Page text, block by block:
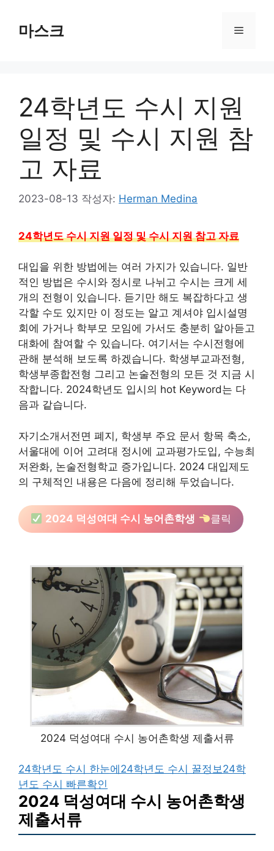
마스크 메
24학년도 수시 지원
일정 및 수시 지원 참
고 자료
2023-08-13 작성자: Herman Medina
24학년도 수시 지원 일정 및 수시 지원 참고 자료
대입을 위한 방법에는 여러 가지가 있습니다. 일반
적인 방법은 수시와 정시로 나뉘고 수시는 크게 세
개의 전형이 있습니다. 듣기만 해도 복잡하다고 생
각할 수도 있지만 이 정도는 알고 계셔야 입시설명
회에 가거나 학부모 모임에 가서도 충분히 알아듣고
대화에 참여할 수 있습니다. 여기서는 수시전형에
관해 분석해 보도록 하겠습니다. 학생부교과전형,
학생부종합전형 그리고 논술전형의 모든 것 지금 시
작합니다. 2024학년도 입시의 hot Keyword는 다
음과 같습니다.
자기소개서전면 폐지, 학생부 주요 문서 항목 축소,
서울대에 이어 고려대 정시에 교과평가도입, 수능최
저완화, 논술전형학교 증가입니다. 2024 대입제도
의 구체적인 내용은 다음에 정리해 두었습니다.
2024 덕성여대 수시 농어촌학생 클릭
2024 덕성여대 수시 농어촌학생 제출서류
24학년도 수시 한눈에 24학년도 수시 꿀정보24학
년도 수시 빠른확인
2024 덕성여대 수시 농어촌학생
제출서류